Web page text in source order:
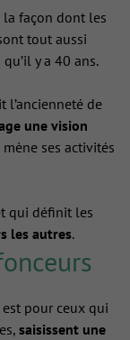
la façon dont les
tout aussi
y a 40 ans.
l’ancienneté de
une vision
mène ses activités
qui définit les
les autres.
est pour ceux qui
saisissent une